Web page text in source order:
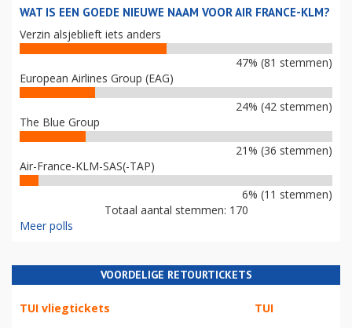
WAT IS EEN GOEDE NIEUWE NAAM VOOR AIR FRANCE-KLM?
Verzin alsjeblieft iets anders
47% (81 stemmen)
European Airlines Group (EAG)
24% (42 stemmen)
The Blue Group
21% (36 stemmen)
Air-France-KLM-SAS(-TAP)
6% (11 stemmen)
Totaal aantal stemmen: 170
Meer polls
VOORDELIGE RETOURTICKETS
TUI vliegtickets TUI